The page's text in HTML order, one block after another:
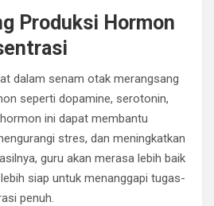
Produksi Hormon
dalam senam otak merangsang
seperti dopamine, serotonin,
ini dapat membantu
stres, dan meningkatkan
guru akan merasa lebih baik
siap untuk menanggapi tugas-
penuh.